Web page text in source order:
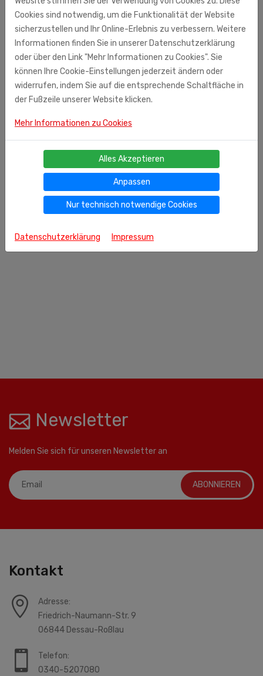
Waschlappen oder 5 ml auf 5 Liter Wasser.
Gefahrenhinweise: verursacht schwere Augenreizugen.
Schutzhandschuhe/Augenschutz tragen. Bei Kontakt mit
den Augen- einige Minuten lang behutsam mit Wasser
spülen. Hergestellt in der Ukraine. Vertrieb in Deutschland:
Fa. Unkuri Großhandel Duisburger Str. 44 90451 Nürnberg,
Germany Zusammensetzung: Wasser, ASS <5%,
Enzymzusammensetzung,Zitronensäure
Newsletter
Melden Sie sich für unseren Newsletter an
ABONNIEREN
Kontakt
Adresse:
Friedrich-Naumann-Str. 9
06844 Dessau-Roßlau
Telefon:
0340-5207080
Cookies sind notwendig, um die Funktionalität der Website
sicherzustellen und Ihr Online-Erlebnis zu verbessern. Weitere
Informationen finden Sie in unserer Datenschutzerklärung
oder über den Link "Mehr Informationen zu Cookies". Sie
können Ihre Cookie-Einstellungen jederzeit ändern oder
widerrufen, indem Sie auf die entsprechende Schaltfläche in
der Fußzeile unserer Website klicken.
Mehr Informationen zu Cookies
Alles Akzeptieren
Anpassen
Nur technisch notwendige Cookies
Datenschutzerklärung Impressum